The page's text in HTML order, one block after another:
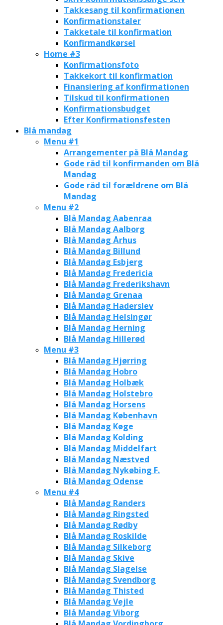
Takkesang til konfirmationen
Konfirmationstaler
Takketale til konfirmation
Konfirmandkørsel
Home #3
Konfirmationsfoto
Takkekort til konfirmation
Finansiering af konfirmationen
Tilskud til konfirmationen
Konfirmationsbudget
Efter Konfirmationsfesten
Blå mandag
Menu #1
Arrangementer på Blå Mandag
Gode råd til konfirmanden om Blå
Mandag
Gode råd til forældrene om Blå
Mandag
Menu #2
Blå Mandag Aabenraa
Blå Mandag Aalborg
Blå Mandag Århus
Blå Mandag Billund
Blå Mandag Esbjerg
Blå Mandag Fredericia
Blå Mandag Frederikshavn
Blå Mandag Grenaa
Blå Mandag Haderslev
Blå Mandag Helsingør
Blå Mandag Herning
Blå Mandag Hillerød
Menu #3
Blå Mandag Hjørring
Blå Mandag Hobro
Blå Mandag Holbæk
Blå Mandag Holstebro
Blå Mandag Horsens
Blå Mandag København
Blå Mandag Køge
Blå Mandag Kolding
Blå Mandag Middelfart
Blå Mandag Næstved
Blå Mandag Nykøbing F.
Blå Mandag Odense
Menu #4
Blå Mandag Randers
Blå Mandag Ringsted
Blå Mandag Rødby
Blå Mandag Roskilde
Blå Mandag Silkeborg
Blå Mandag Skive
Blå Mandag Slagelse
Blå Mandag Svendborg
Blå Mandag Thisted
Blå Mandag Vejle
Blå Mandag Viborg